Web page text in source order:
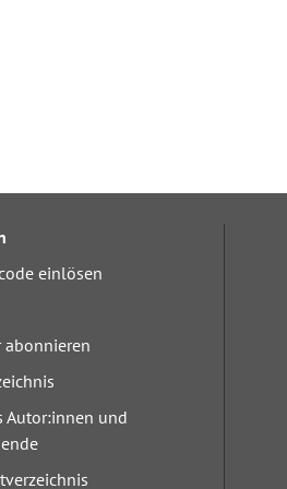
einlösen
abonnieren
Autor:innen und